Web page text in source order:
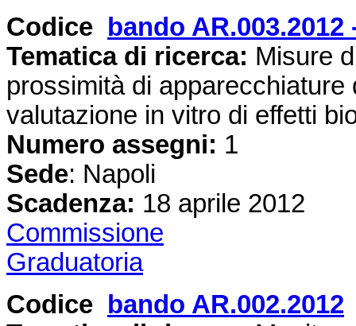
Codice
bando AR.003.2012
Tematica di ricerca: Misure
prossimità di
valutazione in vitro di effetti
Numero assegni: 1
Sede: Napoli
Scadenza: 18 aprile 2012
Commissione
Graduatoria
Codice
bando AR.002.2012